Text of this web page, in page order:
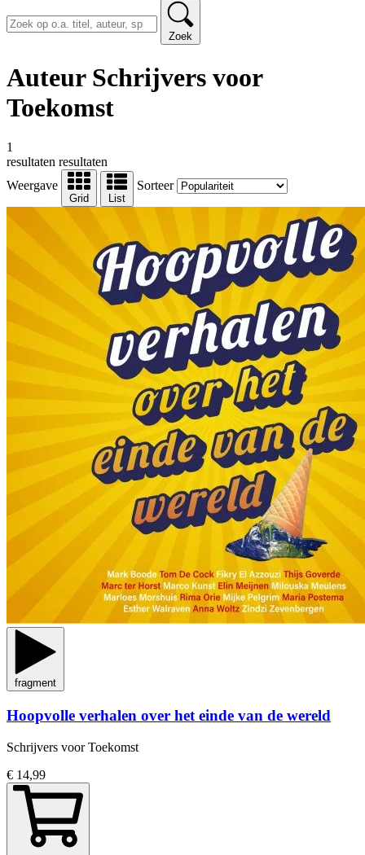
Zoek
Auteur Schrijvers voor
Toekomst
1
resultaten resultaten
Weergave
Grid List
Sorteer
fragment
Hoopvolle verhalen over het einde van de wereld
Schrijvers voor Toekomst
€ 14,99